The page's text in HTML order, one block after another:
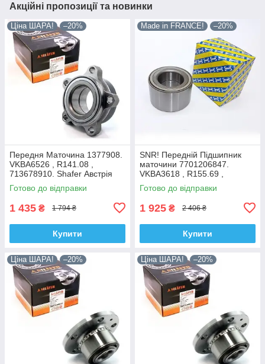
Акційні пропозиції та новинки
Ціна ШАРА! –20%
Передня Маточина 1377908.
VKBA6526 , R141.08 ,
713678910. Shafer Австрія
Готово до відправки
1 435 ₴ 1 794 ₴
Купити
Made in FRANCE! –20%
SNR! Передній Підшипник
маточини 7701206847.
VKBA3618 , R155.69 ,
713644120. Франція!
Готово до відправки
1 925 ₴ 2 406 ₴
Купити
Ціна ШАРА! –20% Ціна ШАРА! –20%